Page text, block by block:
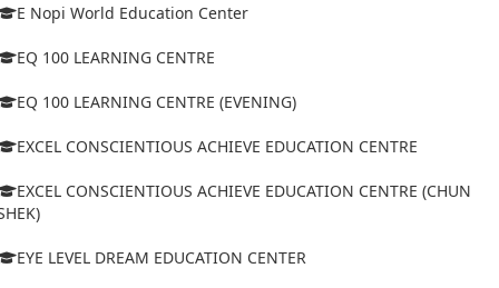
E Nopi World Education Center
EQ 100 LEARNING CENTRE
EQ 100 LEARNING CENTRE (EVENING)
EXCEL CONSCIENTIOUS ACHIEVE EDUCATION CENTRE
EXCEL CONSCIENTIOUS ACHIEVE EDUCATION CENTRE (CHUN
EYE LEVEL DREAM EDUCATION CENTER